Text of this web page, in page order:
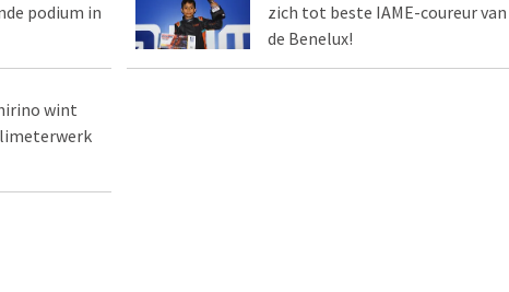
podium in
zich tot beste IAME-coureur van
de Benelux!
wint